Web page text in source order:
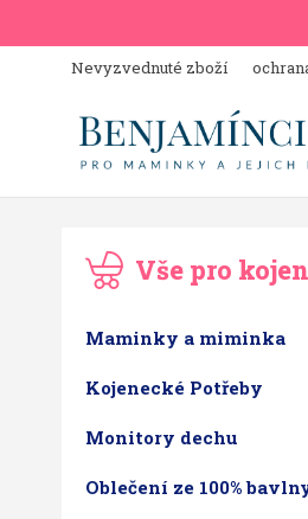
Nevyzvednuté zboží
Vše pro
Maminky a miminka
Kojenecké Potřeby
Monitory dechu
Oblečení ze 100%